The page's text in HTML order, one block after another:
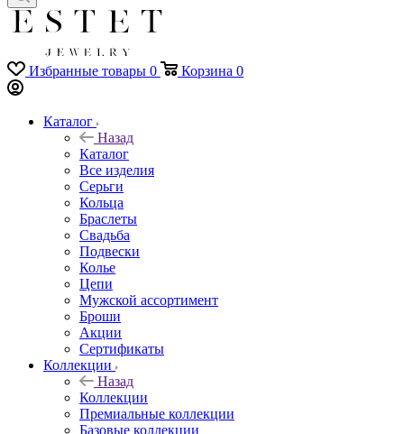
Избранные товары 0 Корзина 0
Каталог
Назад
Каталог
Все изделия
Серьги
Кольца
Браслеты
Свадьба
Подвески
Колье
Цепи
Мужской ассортимент
Броши
Акции
Сертификаты
Коллекции
Назад
Коллекции
Премиальные коллекции
Базовые коллекции